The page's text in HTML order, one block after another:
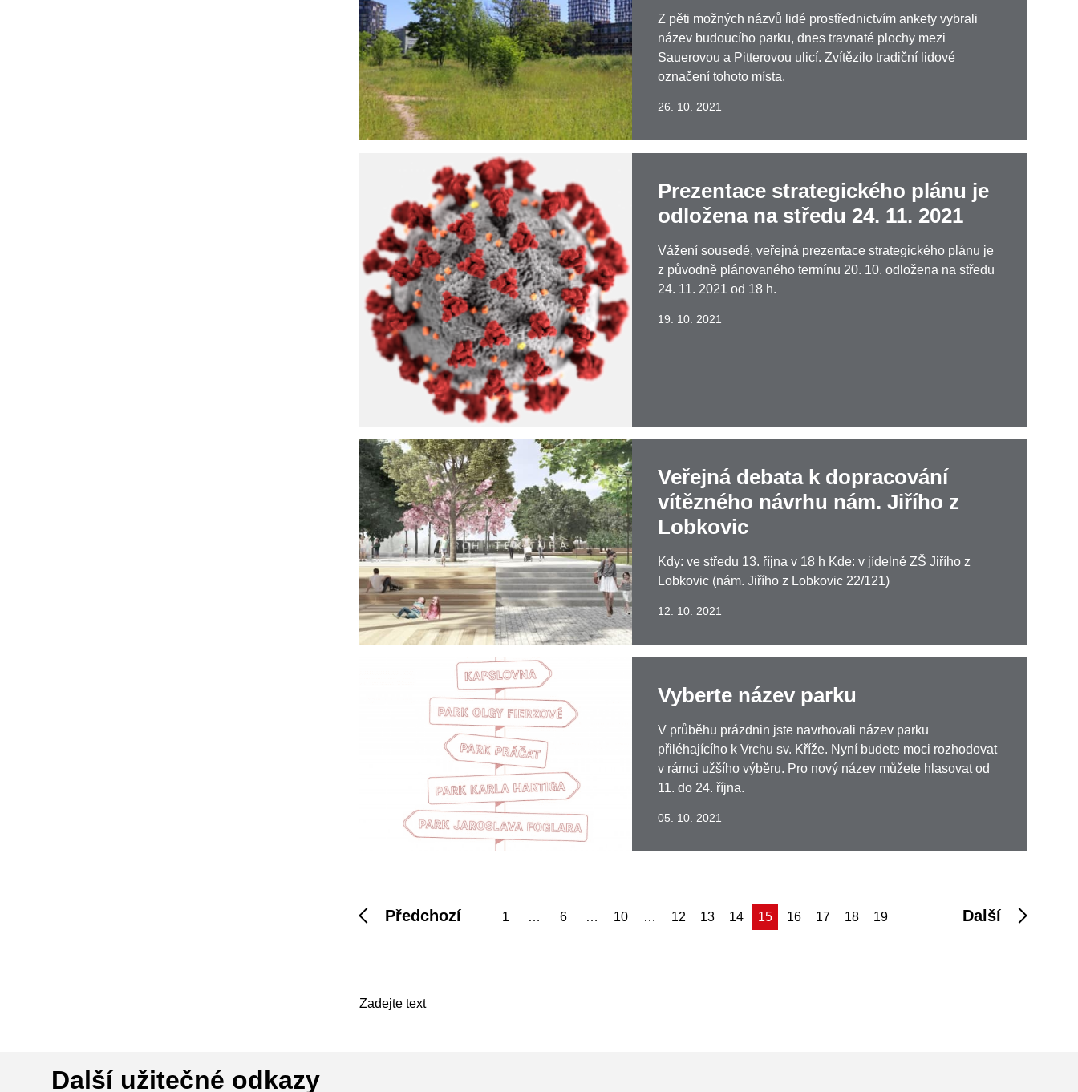
Z pěti možných názvů lidé prostřednictvím ankety vybrali
název budoucího parku, dnes travnaté plochy mezi
Sauerovou a Pitterovou ulicí. Zvítězilo tradiční lidové
označení tohoto místa.
26. 10. 2021
Prezentace strategického plánu je
odložena na středu 24. 11. 2021
Vážení sousedé, veřejná prezentace strategického plánu je
z původně plánovaného termínu 20. 10. odložena na středu
24. 11. 2021 od 18 h.
19. 10. 2021
Veřejná debata k dopracování
vítězného návrhu nám. Jiřího z
Lobkovic
Kdy: ve středu 13. října v 18 h Kde: v jídelně ZŠ Jiřího z
Lobkovic (nám. Jiřího z Lobkovic 22/121)
12. 10. 2021
Vyberte název parku
V průběhu prázdnin jste navrhovali název parku
přiléhajícího k Vrchu sv. Kříže. Nyní budete moci rozhodovat
v rámci užšího výběru. Pro nový název můžete hlasovat od
11. do 24. října.
05. 10. 2021
Předchozí 1 … 6 … 10 … 12 13 14 15
(aktuální)16 17 18 19 Další
Zadejte text
Další užitečné odkazy